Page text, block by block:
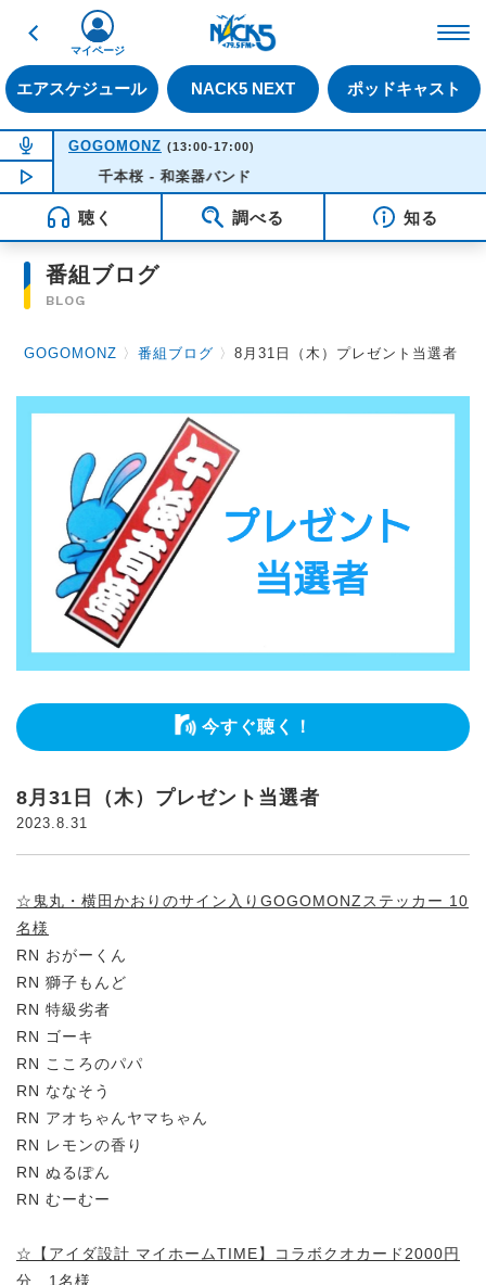
戻る
エアスケジュール NACK5 NEXT ポッドキャスト
マイページ
NOW ON AIR
GOGOMONZ (13:00-17:00)
NOW PLAYING15:50
千本桜 - 和楽器バンド
聴く 調べる 知る
番組ブログ
BLOG
GOGOMONZ 〉番組ブログ 〉8月31日（木）プレゼント当選者
今すぐ聴く！
8月31日（木）プレゼント当選者
2023.8.31
☆鬼丸・横田かおりのサイン入りGOGOMONZステッカー 10
名様
RN おがーくん
RN 獅子もんど
RN 特級劣者
RN ゴーキ
RN こころのパパ
RN ななそう
RN アオちゃんヤマちゃん
RN レモンの香り
RN ぬるぽん
RN むーむー
☆【アイダ設計 マイホームTIME】コラボクオカード2000円
分 1名様